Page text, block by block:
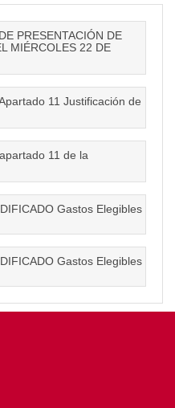
PRESENTACIÓN DE
MIÉRCOLES 22 DE
11 Justificación de
11 de la
Gastos Elegibles
Gastos Elegibles